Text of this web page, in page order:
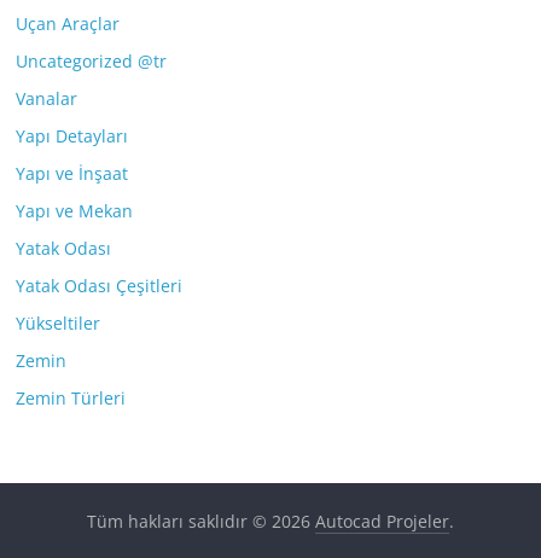
Uçan Araçlar
Uncategorized @tr
Vanalar
Yapı Detayları
Yapı ve İnşaat
Yapı ve Mekan
Yatak Odası
Yatak Odası Çeşitleri
Yükseltiler
Zemin
Zemin Türleri
Tüm hakları saklıdır © 2026 Autocad Projeler.